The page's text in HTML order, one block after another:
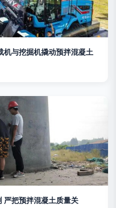
机与挖掘机撬动预拌混凝土
严把预拌混凝土质量关